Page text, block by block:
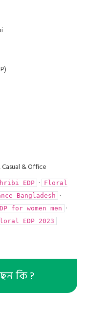
& Office
EDP ·
Floral
Bangladesh ·
for women men ·
EDP 2023
কি ?